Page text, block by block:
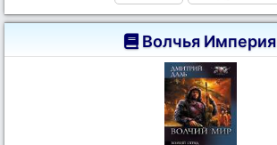
Волчья Империя